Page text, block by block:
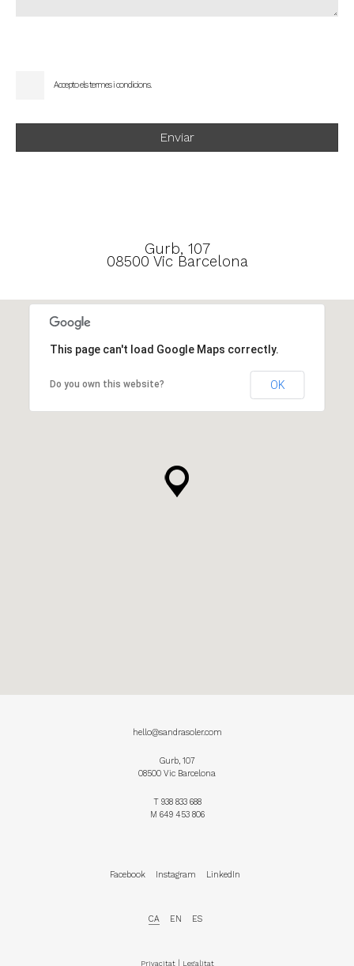
Accepto elstermes i condicions.
Enviar
Gurb, 107
08500 Vic Barcelona
This page can't load Google Maps correctly.
Do you own this website? OK
hello@sandrasoler.com
Gurb, 107
08500 Vic Barcelona
T 938 833 688
M 649 453 806
Facebook Instagram LinkedIn
CA EN ES
Privacitat| Legalitat